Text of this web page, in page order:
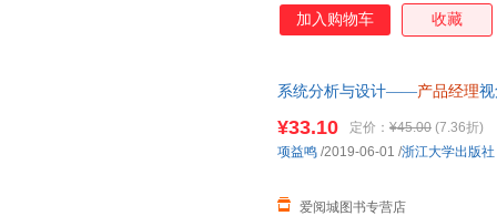
加入购物车 收藏
系统分析与设计——产品经理
¥33.10 定价： ¥45.00 (7.36折)
爱阅城图书专营店
项益鸣 /2019-06-01 /浙江大学出版社